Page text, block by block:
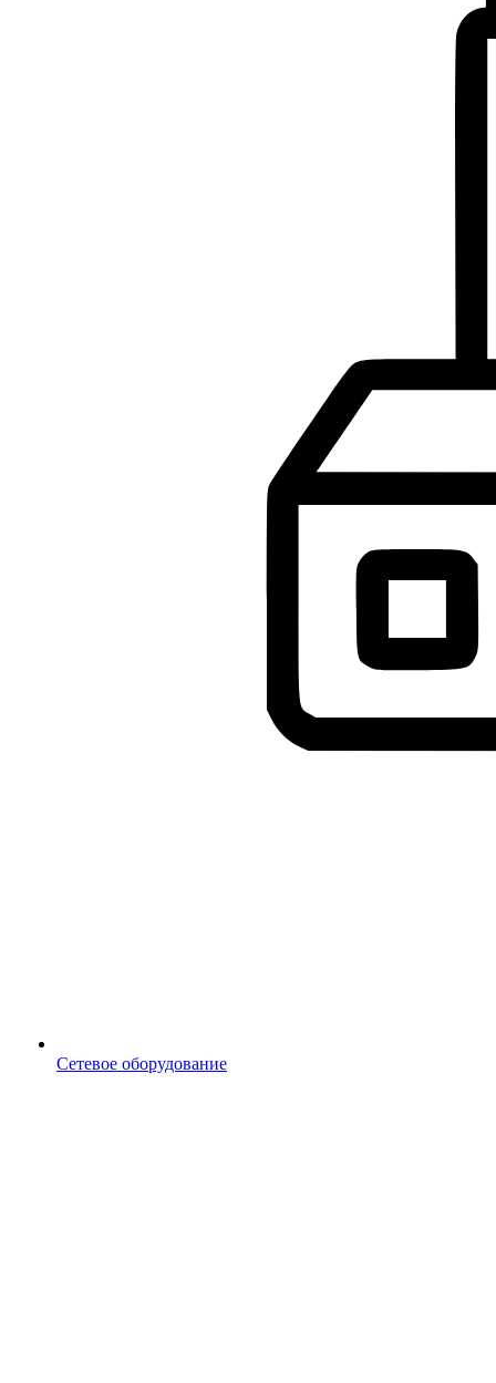
Сетевое оборудование